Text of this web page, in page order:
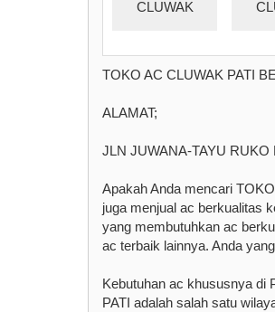
TOKO AC CLUWAK PATI
ALAMAT;
JLN JUWANA-TAYU
Apakah Anda mencari
juga menjual ac berkualitas
yang membutuhkan ac
ac terbaik lainnya. Anda
Kebutuhan ac khususnya di
PATI adalah salah satu